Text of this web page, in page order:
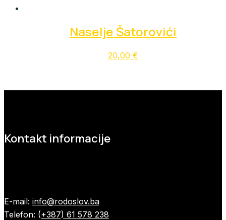
Naselje Šatorovići
20,00 €
Kontakt informacije
E-mail: info@rodoslov.ba
Telefon: (+387) 61 578 238